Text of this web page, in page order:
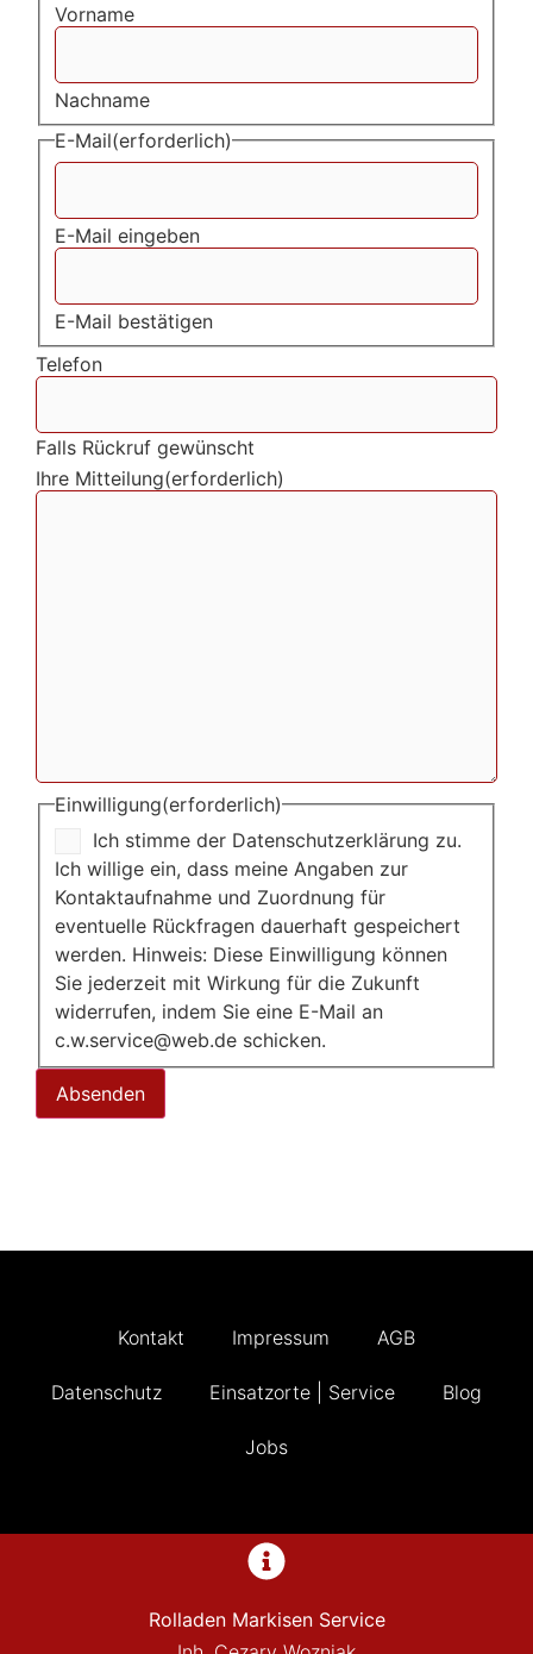
Vorname
Nachname
E-Mail(erforderlich)
E-Mail eingeben
E-Mail bestätigen
Telefon
Falls Rückruf gewünscht
Ihre Mitteilung(erforderlich)
Einwilligung(erforderlich)
Ich stimme der Datenschutzerklärung zu.
Ich willige ein, dass meine Angaben zur
Kontaktaufnahme und Zuordnung für
eventuelle Rückfragen dauerhaft gespeichert
werden. Hinweis: Diese Einwilligung können
Sie jederzeit mit Wirkung für die Zukunft
widerrufen, indem Sie eine E-Mail an
c.w.service@web.de schicken.
Absenden
Kontakt Impressum AGB
Datenschutz Einsatzorte | Service Blog
Jobs
Rolladen Markisen Service